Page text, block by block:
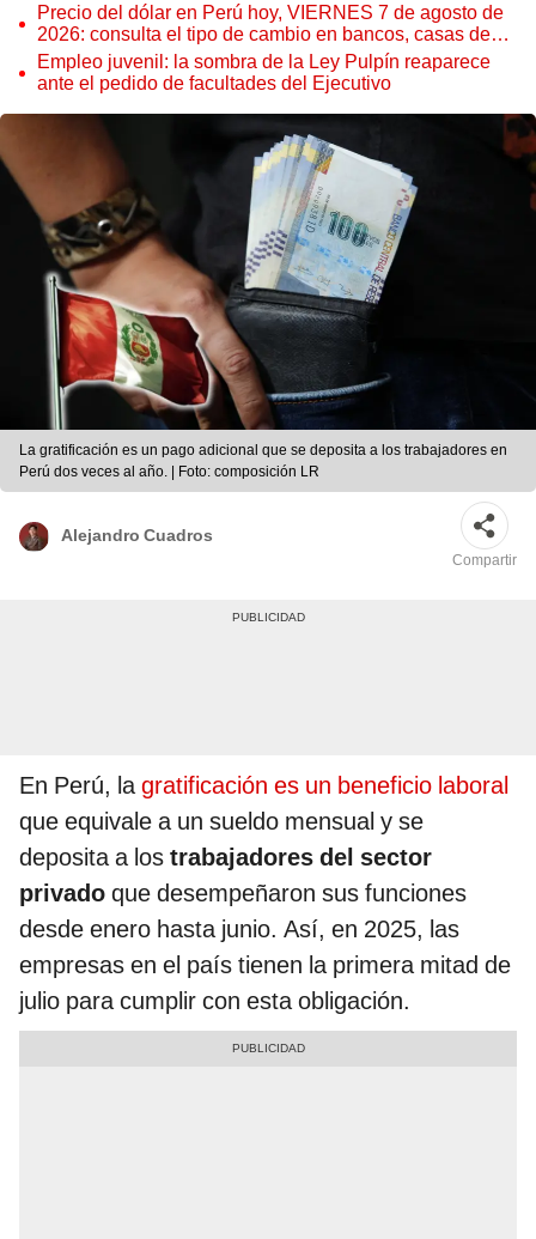
Precio del dólar en Perú hoy, VIERNES 7 de agosto de
2026: consulta el tipo de cambio en bancos, casas de
cambio y plataformas digitales
Empleo juvenil: la sombra de la Ley Pulpín reaparece
ante el pedido de facultades del Ejecutivo
La gratificación es un pago adicional que se deposita a los trabajadores en
Perú dos veces al año. | Foto: composición LR
Alejandro Cuadros
Compartir
En Perú, lagratificación es un beneficio laboral
que equivale a un sueldo mensual y se
deposita a los trabajadores del sector
privado que desempeñaron sus funciones
desde enero hasta junio. Así, en 2025, las
empresas en el país tienen la primera mitad de
julio para cumplir con esta obligación.